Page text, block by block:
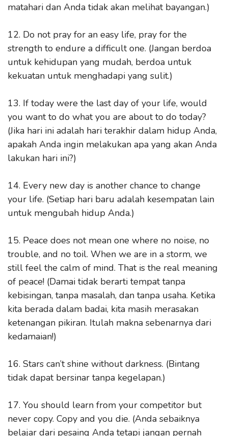
matahari dan Anda tidak akan melihat bayangan.)
12. Do not pray for an easy life, pray for the
strength to endure a difficult one. (Jangan berdoa
untuk kehidupan yang mudah, berdoa untuk
kekuatan untuk menghadapi yang sulit.)
13. If today were the last day of your life, would
you want to do what you are about to do today?
(Jika hari ini adalah hari terakhir dalam hidup Anda,
apakah Anda ingin melakukan apa yang akan Anda
lakukan hari ini?)
14. Every new day is another chance to change
your life. (Setiap hari baru adalah kesempatan lain
untuk mengubah hidup Anda.)
15. Peace does not mean one where no noise, no
trouble, and no toil. When we are in a storm, we
still feel the calm of mind. That is the real meaning
of peace! (Damai tidak berarti tempat tanpa
kebisingan, tanpa masalah, dan tanpa usaha. Ketika
kita berada dalam badai, kita masih merasakan
ketenangan pikiran. Itulah makna sebenarnya dari
kedamaian!)
16. Stars can’t shine without darkness. (Bintang
tidak dapat bersinar tanpa kegelapan.)
17. You should learn from your competitor but
never copy. Copy and you die. (Anda sebaiknya
belajar dari pesaing Anda tetapi jangan pernah